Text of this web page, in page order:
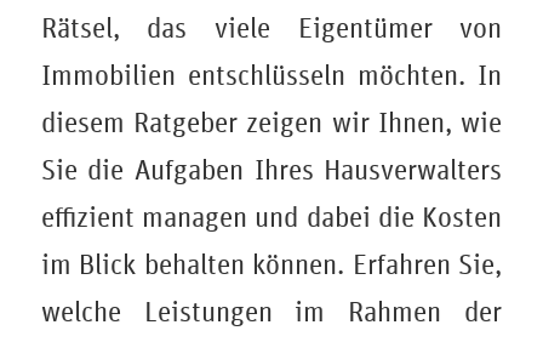
Rätsel, das viele Eigentümer von
Immobilien entschlüsseln möchten. In
diesem Ratgeber zeigen wir Ihnen, wie
Sie die Aufgaben Ihres Hausverwalters
effizient managen und dabei die Kosten
im Blick behalten können. Erfahren Sie,
welche Leistungen im Rahmen der